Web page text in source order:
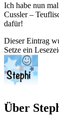
Ich habe nun
Cussler –
dafür!
Dieser Eintrag
Setze ein
Über